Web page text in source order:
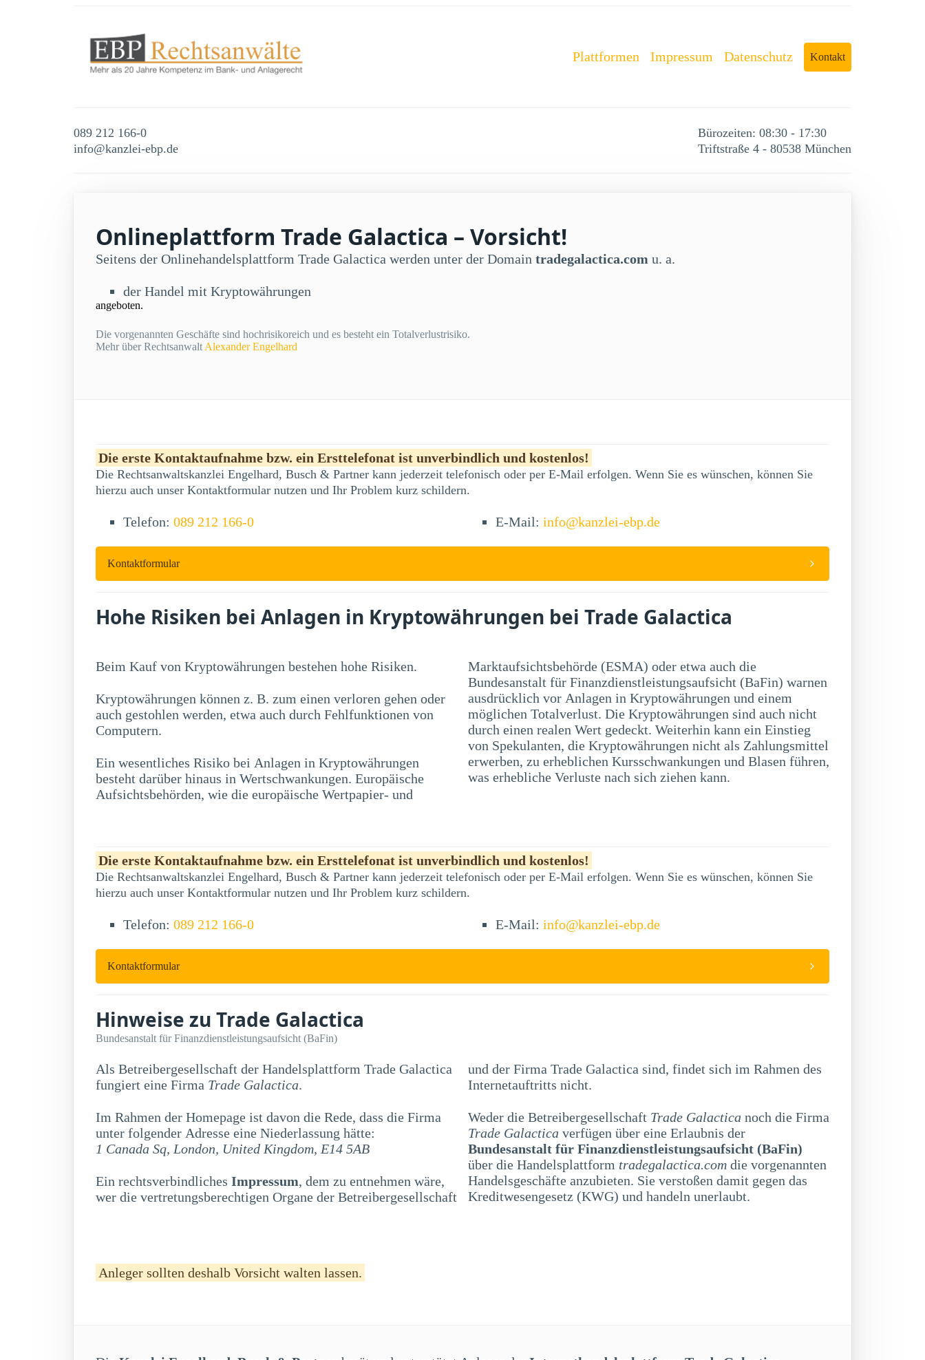
Plattformen Impressum Datenschutz Kontakt
089 212 166-0
info@kanzlei-ebp.de
Bürozeiten: 08:30 - 17:30
Triftstraße 4 - 80538 München
Onlineplattform Trade Galactica – Vorsicht!
Seitens der Onlinehandelsplattform Trade Galactica werden unter der Domain tradegalactica.com u. a.
der Handel mit Kryptowährungen
angeboten.
Die vorgenannten Geschäfte sind hochrisikoreich und es besteht ein Totalverlustrisiko.
Mehr über Rechtsanwalt Alexander Engelhard
Die erste Kontaktaufnahme bzw. ein Ersttelefonat ist unverbindlich und kostenlos!
Die Rechtsanwaltskanzlei Engelhard, Busch & Partner kann jederzeit telefonisch oder per E-Mail erfolgen. Wenn Sie es wünschen, können Sie
hierzu auch unser Kontaktformular nutzen und Ihr Problem kurz schildern.
Telefon: 089 212 166-0 E-Mail: info@kanzlei-ebp.de
Kontaktformular
Hohe Risiken bei Anlagen in Kryptowährungen bei Trade Galactica
Beim Kauf von Kryptowährungen bestehen hohe Risiken.
Kryptowährungen können z. B. zum einen verloren gehen oder
auch gestohlen werden, etwa auch durch Fehlfunktionen von
Computern.
Ein wesentliches Risiko bei Anlagen in Kryptowährungen
besteht darüber hinaus in Wertschwankungen. Europäische
Aufsichtsbehörden, wie die europäische Wertpapier- und
Marktaufsichtsbehörde (ESMA) oder etwa auch die
Bundesanstalt für Finanzdienstleistungsaufsicht (BaFin) warnen
ausdrücklich vor Anlagen in Kryptowährungen und einem
möglichen Totalverlust. Die Kryptowährungen sind auch nicht
durch einen realen Wert gedeckt. Weiterhin kann ein Einstieg
von Spekulanten, die Kryptowährungen nicht als Zahlungsmittel
erwerben, zu erheblichen Kursschwankungen und Blasen führen,
was erhebliche Verluste nach sich ziehen kann.
Die erste Kontaktaufnahme bzw. ein Ersttelefonat ist unverbindlich und kostenlos!
Die Rechtsanwaltskanzlei Engelhard, Busch & Partner kann jederzeit telefonisch oder per E-Mail erfolgen. Wenn Sie es wünschen, können Sie
hierzu auch unser Kontaktformular nutzen und Ihr Problem kurz schildern.
Telefon: 089 212 166-0 E-Mail: info@kanzlei-ebp.de
Kontaktformular
Hinweise zu Trade Galactica
Bundesanstalt für Finanzdienstleistungsaufsicht (BaFin)
Als Betreibergesellschaft der Handelsplattform Trade Galactica
fungiert eine Firma Trade Galactica.
Im Rahmen der Homepage ist davon die Rede, dass die Firma
unter folgender Adresse eine Niederlassung hätte:
1 Canada Sq, London, United Kingdom, E14 5AB
Ein rechtsverbindliches Impressum, dem zu entnehmen wäre,
wer die vertretungsberechtigen Organe der Betreibergesellschaft
und der Firma Trade Galactica sind, findet sich im Rahmen des
Internetauftritts nicht.
Weder die Betreibergesellschaft Trade Galactica noch die Firma
Trade Galactica verfügen über eine Erlaubnis der
Bundesanstalt für Finanzdienstleistungsaufsicht (BaFin)
über die Handelsplattform tradegalactica.com die vorgenannten
Handelsgeschäfte anzubieten. Sie verstoßen damit gegen das
Kreditwesengesetz (KWG) und handeln unerlaubt.
Anleger sollten deshalb Vorsicht walten lassen.